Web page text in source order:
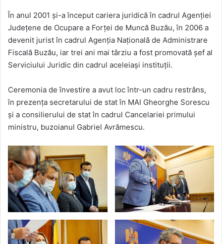
În anul 2001 şi-a început cariera juridică în cadrul Agenţiei
Judeţene de Ocupare a Forţei de Muncă Buzău, în 2006 a
devenit jurist în cadrul Agenţia Naţională de Administrare
Fiscală Buzău, iar trei ani mai târziu a fost promovată şef al
Serviciului Juridic din cadrul aceleiaşi instituţii.
Ceremonia de învestire a avut loc într-un cadru restrâns,
în prezenţa secretarului de stat în MAI Gheorghe Sorescu
și a consilierului de stat în cadrul Cancelariei primului
ministru, buzoianul Gabriel Avrămescu.